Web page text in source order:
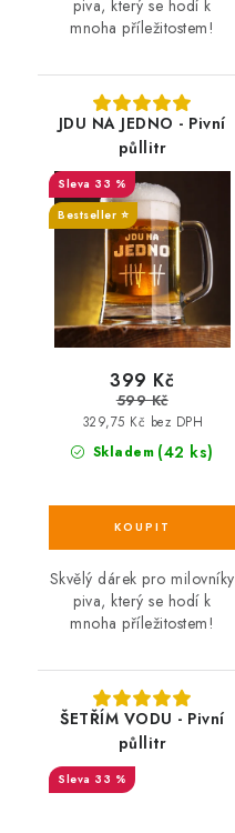
piva, který se hodí k
mnoha příležitostem!
JDU NA JEDNO - Pivní
půllitr
33 %
Bestseller ⭐️
Skladem (42 ks)
329,75 Kč bez DPH
399 Kč
599 Kč
Skvělý dárek pro milovníky
piva, který se hodí k
mnoha příležitostem!
ŠETŘÍM VODU - Pivní
půllitr
33 %